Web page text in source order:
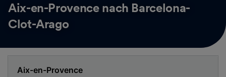
Aix-en-Provence nach Barcelona-
Clot-Arago